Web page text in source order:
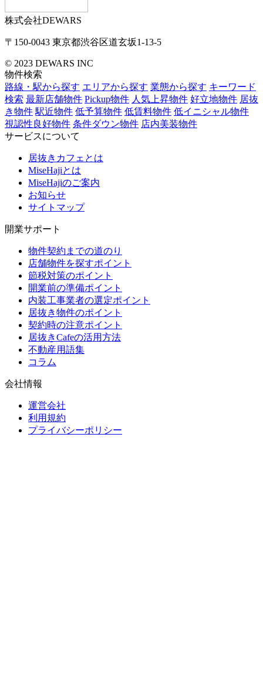
株式会社DEWARS
〒150-0043 東京都渋谷区道玄坂1-13-5
© 2023 DEWARS INC
物件検索
路線・駅から探す エリアから探す 業態から探す キーワード
検索 最新店舗物件 Pickup物件 人気上昇物件 好立地物件 居抜
き物件 駅近物件 低予算物件 低賃料物件 低イニシャル物件
視認性良好物件 条件ダウン物件 店内美装物件
サービスについて
居抜きカフェとは
MiseHajiとは
MiseHajiのご案内
お知らせ
サイトマップ
開業サポート
物件契約までの道のり
店舗物件を探すポイント
節税対策のポイント
開業前の準備ポイント
内装工事業者の選定ポイント
居抜き物件のポイント
契約時の注意ポイント
居抜きCafeの活用方法
不動産用語集
コラム
会社情報
運営会社
利用規約
プライバシーポリシー